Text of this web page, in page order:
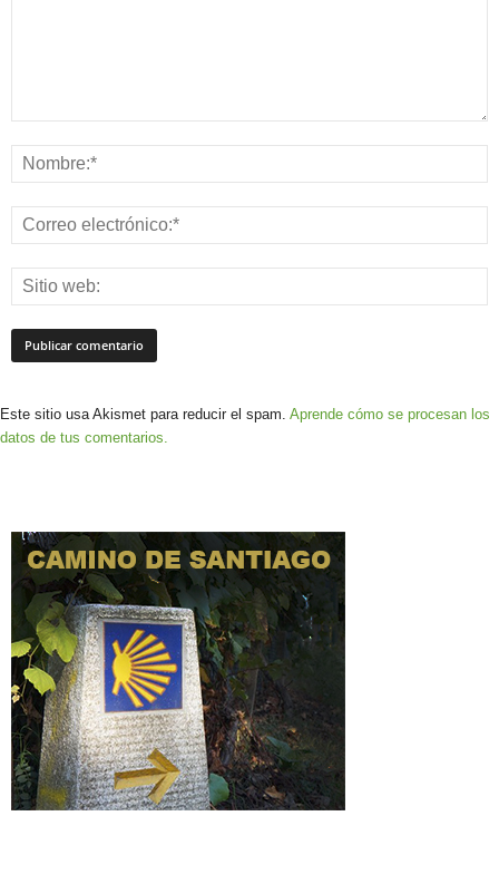
Este sitio usa Akismet para reducir el spam. Aprende cómo se procesan los
datos de tus comentarios.